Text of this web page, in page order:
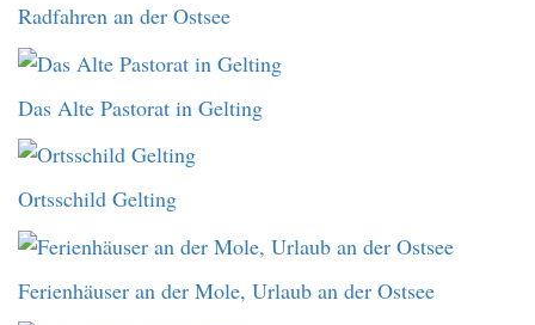
Radfahren an der Ostsee
Das Alte Pastorat in Gelting
Ortsschild Gelting
Ferienhäuser an der Mole, Urlaub an der Ostsee